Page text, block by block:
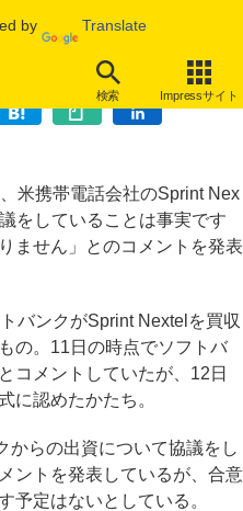
by Translate
検索 Impressサイト
資を協議中
米携帯電話会社のSprint Nex
をしていることは事実です
ません」とのコメントを発表
バンクがSprint Nextelを買収
の。11日の時点でソフトバ
コメントしていたが、12日
に認めたかたち。
らの出資について協議をし
ントを発表しているが、合意
予定はないとしている。